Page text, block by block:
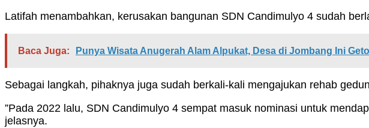
Latifah menambahkan, kerusakan bangunan SDN Candimulyo 4 sudah
Baca Juga: Punya Wisata Anugerah Alam Alpukat, Desa di Jombang Ini
Sebagai langkah, pihaknya juga sudah berkali-kali mengajukan rehab
”Pada 2022 lalu, SDN Candimulyo 4 sempat masuk nominasi untuk
jelasnya.